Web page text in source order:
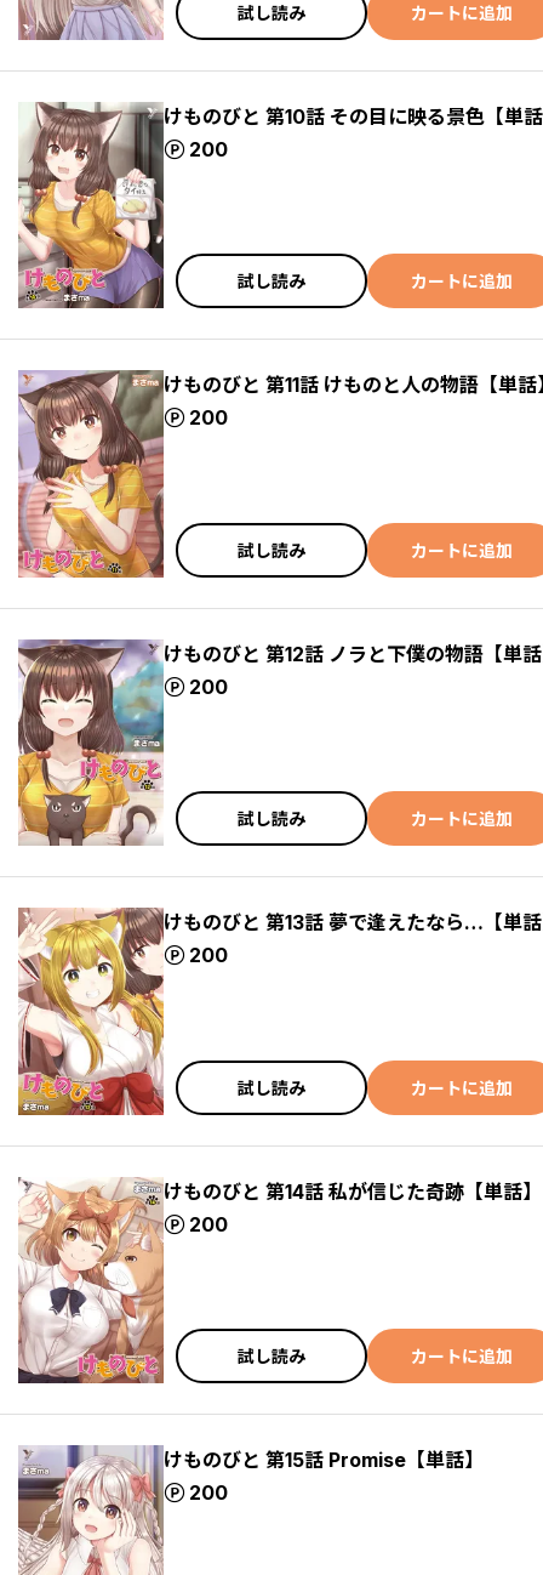
試し読み カートに追加
けものびと 第10話 その目に映る景色【単
200
ポイント
試し読み カートに追加
けものびと 第11話 けものと人の物語【単話
200
ポイント
試し読み カートに追加
けものびと 第12話 ノラと下僕の物語【単
200
ポイント
試し読み カートに追加
けものびと 第13話 夢で逢えたなら…【単
200
ポイント
試し読み カートに追加
けものびと 第14話 私が信じた奇跡【単話】
200
ポイント
試し読み カートに追加
けものびと 第15話 Promise【単話】
200
ポイント